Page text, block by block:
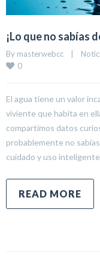
¡Lo que no sabías
By masterwebcc |
0
El agua tiene un valor
viviente que habita en
compartimos datos
probablemente no
cuidado y uso
READ MORE